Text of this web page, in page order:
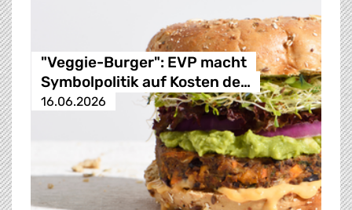
"Veggie-Burger": EVP macht
Symbolpolitik auf Kosten de…
16.06.2026